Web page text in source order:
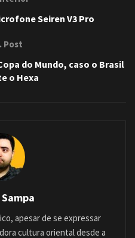
Seiren V3 Pro
Post
do Mundo, caso o Brasil
o Hexa
apesar de se expressar
cultura oriental desde a